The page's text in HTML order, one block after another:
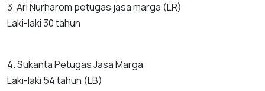
3. Ari Nurharom petugas jasa marga (LR)
Laki-laki 30 tahun
4. Sukanta Petugas Jasa Marga
Laki-laki 54 tahun (LB)